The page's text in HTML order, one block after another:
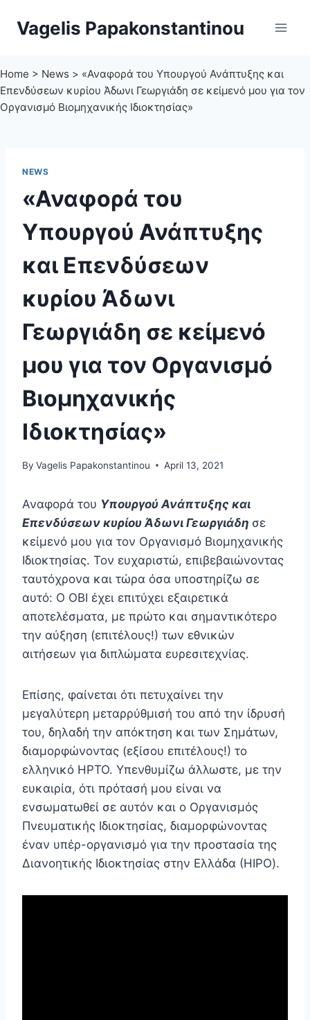
Vagelis Papakonstantinou
Home > News > «Αναφορά του Υπουργού Ανάπτυξης και
Επενδύσεων κυρίου Άδωνι Γεωργιάδη σε κείμενό μου για τον
Οργανισμό Βιομηχανικής Ιδιοκτησίας»
NEWS
«Αναφορά του
Υπουργού Ανάπτυξης
και Επενδύσεων
κυρίου Άδωνι
Γεωργιάδη σε κείμενό
μου για τον Οργανισμό
Βιομηχανικής
Ιδιοκτησίας»
By Vagelis Papakonstantinou April 13, 2021
Αναφορά του Υπουργού Ανάπτυξης και
Επενδύσεων κυρίου Άδωνι Γεωργιάδη σε
κείμενό μου για τον Οργανισμό Βιομηχανικής
Ιδιοκτησίας. Τον ευχαριστώ, επιβεβαιώνοντας
ταυτόχρονα και τώρα όσα υποστηρίζω σε
αυτό: Ο ΟΒΙ έχει επιτύχει εξαιρετικά
αποτελέσματα, με πρώτο και σημαντικότερο
την αύξηση (επιτέλους!) των εθνικών
αιτήσεων για διπλώματα ευρεσιτεχνίας.
Επίσης, φαίνεται ότι πετυχαίνει την
μεγαλύτερη μεταρρύθμισή του από την ίδρυσή
του, δηλαδή την απόκτηση και των Σημάτων,
διαμορφώνοντας (εξίσου επιτέλους!) το
ελληνικό ΗPTO. Υπενθυμίζω άλλωστε, με την
ευκαιρία, ότι πρότασή μου είναι να
ενσωματωθεί σε αυτόν και ο Οργανισμός
Πνευματικής Ιδιοκτησίας, διαμορφώνοντας
έναν υπέρ-οργανισμό για την προστασία της
Διανοητικής Ιδιοκτησίας στην Ελλάδα (ΗIPO).